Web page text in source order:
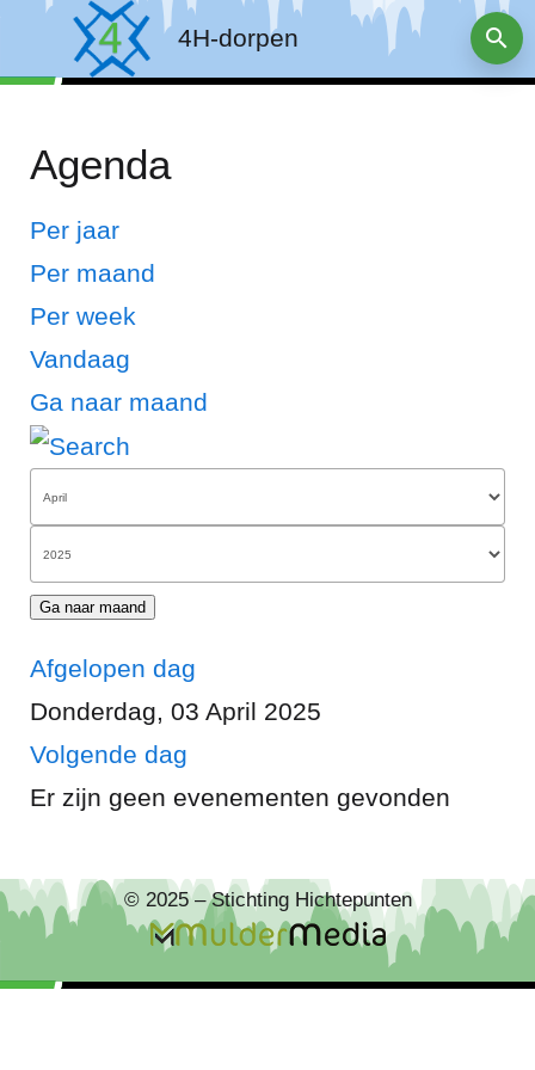
4H-dorpen
Agenda
Per jaar
Per maand
Per week
Vandaag
Ga naar maand
Ga naar maand
Afgelopen dag
Donderdag, 03 April 2025
Volgende dag
Er zijn geen evenementen gevonden
© 2025 – Stichting Hichtepunten